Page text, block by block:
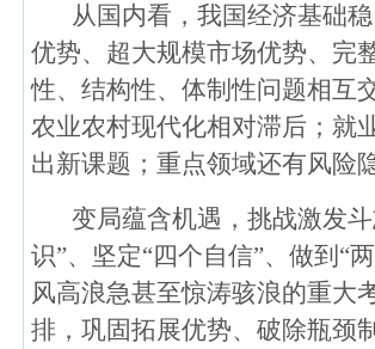
从国内看，我国经济基础
优势、超大规模市场优势、完
性、结构性、体制性问题相互
农业农村现代化相对滞后；就
出新课题；重点领域还有风险
变局蕴含机遇，挑战激发
识”、坚定“四个自信”、做到“
风高浪急甚至惊涛骇浪的重大
排，巩固拓展优势、破除瓶颈